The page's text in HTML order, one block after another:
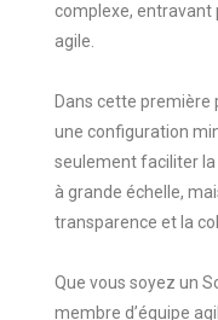
complexe, entravant
agile.
Dans cette
une configuration
seulement faciliter la
à grande échelle,
transparence et la
Que vous soyez un
membre d’équipe